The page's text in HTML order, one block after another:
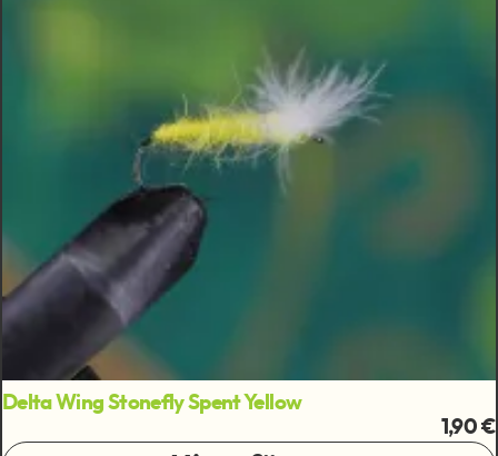
Delta Wing Stonefly Spent Yellow
1,90 €